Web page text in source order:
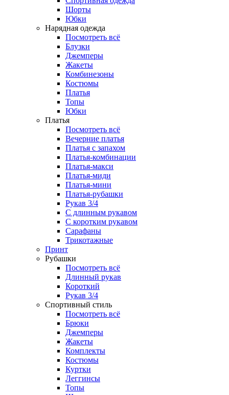
Шорты
Юбки
Нарядная одежда
Посмотреть всё
Блузки
Джемперы
Жакеты
Комбинезоны
Костюмы
Платья
Топы
Юбки
Платья
Посмотреть всё
Вечерние платья
Платья с запахом
Платья-комбинации
Платья-макси
Платья-миди
Платья-мини
Платья-рубашки
Рукав 3/4
С длинным рукавом
С коротким рукавом
Сарафаны
Трикотажные
Принт
Рубашки
Посмотреть всё
Длинный рукав
Короткий
Рукав 3/4
Спортивный стиль
Посмотреть всё
Брюки
Джемперы
Жакеты
Комплекты
Костюмы
Куртки
Леггинсы
Топы